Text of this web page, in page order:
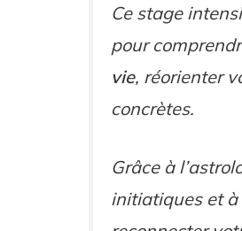
Ce stage
pour
vie, réorienter
concrètes.
Grâce à
initiatiques et à